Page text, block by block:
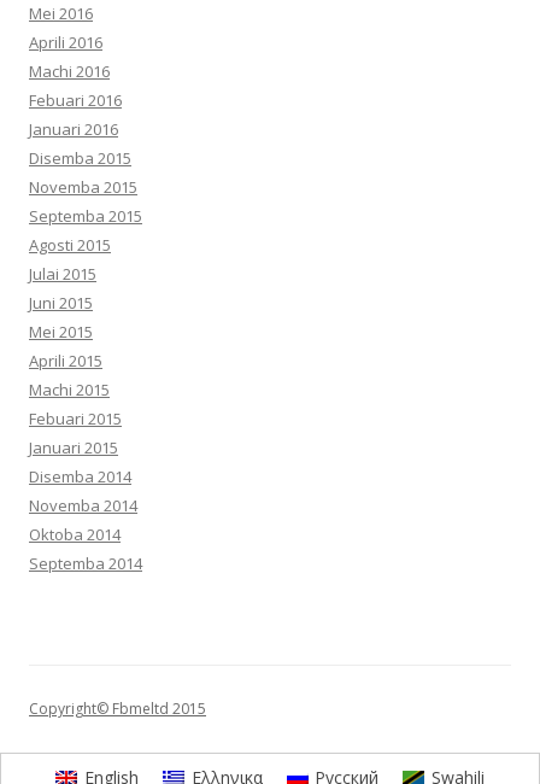
Mei 2016
Aprili 2016
Machi 2016
Febuari 2016
Januari 2016
Disemba 2015
Novemba 2015
Septemba 2015
Agosti 2015
Julai 2015
Juni 2015
Mei 2015
Aprili 2015
Machi 2015
Febuari 2015
Januari 2015
Disemba 2014
Novemba 2014
Oktoba 2014
Septemba 2014
Copyright© Fbmeltd 2015
English Ελληνικα Русский Swahili